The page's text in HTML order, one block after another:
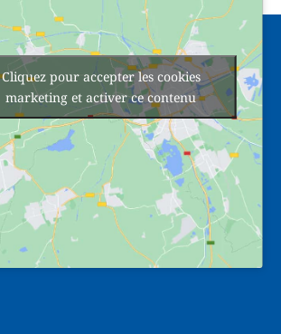
Cliquez pour accepter les cookies
marketing et activer ce contenu